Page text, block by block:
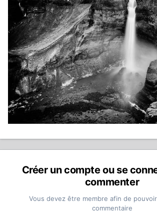
Créer un compte ou se
commenter
Vous devez être membre afin de
commentaire